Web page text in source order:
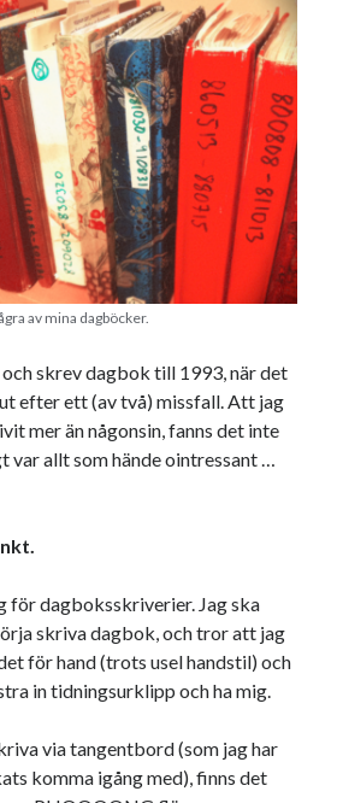
annat gemensamt
Gå en kurs!
(Recept!)
av mina dagböcker.
skrev dagbok till 1993, när det
efter ett (av två) missfall. Att jag
mer än någonsin, fanns det inte
var allt som hände ointressant …
för dagboksskriverier. Jag ska
skriva dagbok, och tror att jag
för hand (trots usel handstil) och
in tidningsurklipp och ha mig.
via tangentbord (som jag har
komma igång med), finns det